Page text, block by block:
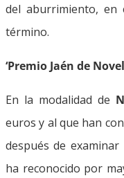
del aburrimiento, en
término.
‘Premio Jaén de
En la modalidad de
euros y al que han
después de
ha reconocido por